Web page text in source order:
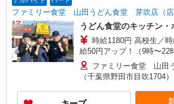
ファミリー食堂 山田うどん食堂 芽吹店（店
うどん食堂のキッチン・
時給1180円 高校生／時給1160円 日・祝日は時
給50円アップ！（9時〜22
ファミリー食堂 山田
（千葉県野田市目吹1704）